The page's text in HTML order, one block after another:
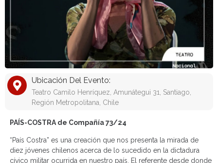
Ubicación Del Evento:
Teatro Camilo Henríquez, Amunátegui 31, Santiago,
Región Metropolitana, Chile
PAÍS-COSTRA de Compañía 73/24
“País Costra” es una creación que nos presenta la mirada de
diez jóvenes chilenos acerca de lo sucedido en la dictadura
cívico militar ocurrida en nuestro país. El referente desde donde